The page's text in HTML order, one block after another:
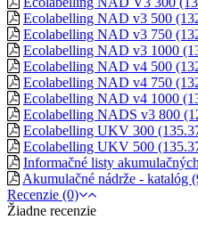
Ecolabelling NAD v3 500
Ecolabelling NAD v3 750
Ecolabelling NAD v3 1000
Ecolabelling NAD v4 500
Ecolabelling NAD v4 750
Ecolabelling NAD v4 1000
Ecolabelling NADS v3 800
Ecolabelling UKV 300
Ecolabelling UKV 500
Informačné listy
Akumulačné nádrže - katalóg
Recenzie (0)
Žiadne recenzie